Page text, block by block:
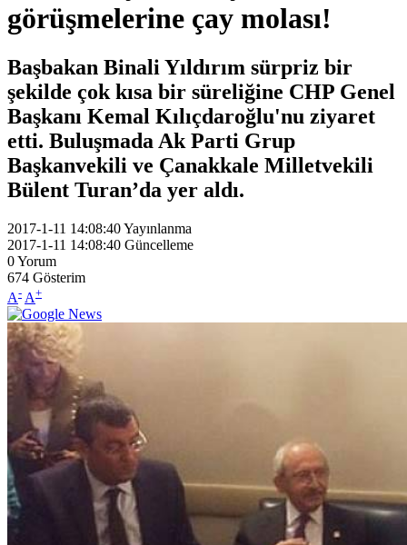
görüşmelerine çay molası!
Başbakan Binali Yıldırım sürpriz bir
şekilde çok kısa bir süreliğine CHP Genel
Başkanı Kemal Kılıçdaroğlu'nu ziyaret
etti. Buluşmada Ak Parti Grup
Başkanvekili ve Çanakkale Milletvekili
Bülent Turan’da yer aldı.
2017-1-11 14:08:40Yayınlanma
2017-1-11 14:08:40 Güncelleme
0Yorum
674 Gösterim
A- A+